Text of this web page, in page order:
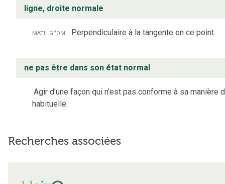
ligne, droite normale
math. géom. Perpendiculaire à la tangente en ce point.
ne pas être dans son état normal
Agir d’une façon qui n’est pas conforme à sa manière
habituelle.
Recherches associées